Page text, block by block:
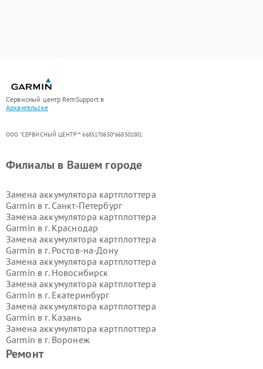
Сервисный центр RemSupport в
Архангельске
ООО "СЕРВИСНЫЙ ЦЕНТР"* 6685170650*668501001
Ремонт
Филиалы в Вашем городе
Замена аккумулятора картплоттера
Garmin в г. Санкт-Петербург
Замена аккумулятора картплоттера
Garmin в г. Краснодар
Замена аккумулятора картплоттера
Garmin в г. Ростов-на-Дону
Замена аккумулятора картплоттера
Garmin в г. Новосибирск
Замена аккумулятора картплоттера
Garmin в г. Екатеринбург
Замена аккумулятора картплоттера
Garmin в г. Казань
Замена аккумулятора картплоттера
Garmin в г. Воронеж
Замена аккумулятора картплоттера
Garmin в г.